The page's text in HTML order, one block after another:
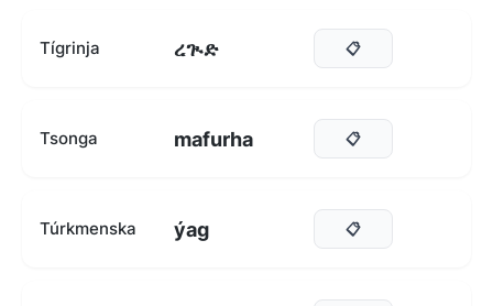
Tígrinja ረጒድ 📋
Tsonga mafurha 📋
Túrkmenska ýag 📋